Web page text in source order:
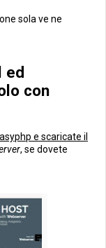
sola ve ne
ed
con
e scaricate il
, se dovete